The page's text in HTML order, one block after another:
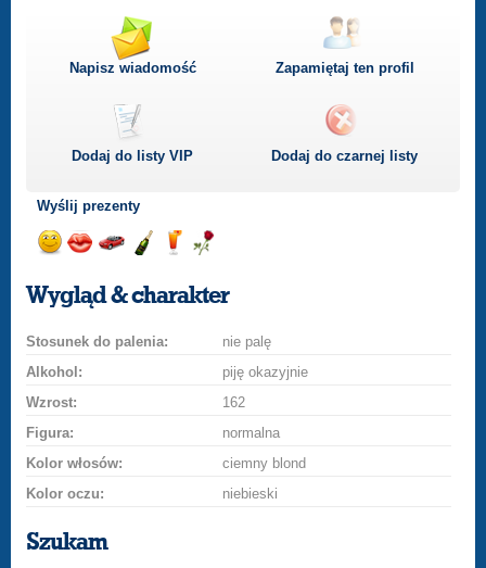
Napisz wiadomość Zapamiętaj ten profil
Dodaj do listyVIP Dodaj do czarnej listy
Wyślij prezenty
uśmiech
buziakasamochodem
szampana
drinka
różę
Wygląd & charakter
Stosunek do palenia:
nie palę
Alkohol:
piję okazyjnie
Wzrost:
162
Figura:
normalna
Kolor włosów:
ciemny blond
Kolor oczu:
niebieski
Szukam